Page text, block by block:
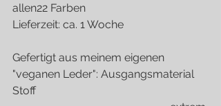
allen22 Farben
Lieferzeit: ca. 1 Woche
Gefertigt aus meinem eigenen
"veganen Leder": Ausgangsmaterial
Stoff